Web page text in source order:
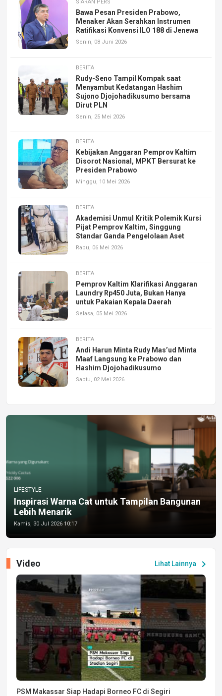
SIARAN PERS
Bawa Pesan Presiden Prabowo,
Menaker Akan Serahkan Instrumen
Ratifikasi Konvensi ILO 188 di Jenewa
Senin, 08 Juni 2026
BERITA
Rudy-Seno Tampil Kompak saat
Menyambut Kedatangan Hashim
Sujono Djojohadikusumo bersama
Dirut PLN
Senin, 25 Mei 2026
BERITA
Kebijakan Anggaran Pemprov Kaltim
Disorot Nasional, MPKT Bersurat ke
Presiden Prabowo
Minggu, 10 Mei 2026
BERITA
Akademisi Unmul Kritik Polemik Kursi
Pijat Pemprov Kaltim, Singgung
Standar Ganda Pengelolaan Aset
Rabu, 06 Mei 2026
BERITA
Pemprov Kaltim Klarifikasi Anggaran
Laundry Rp450 Juta, Bukan Hanya
untuk Pakaian Kepala Daerah
Selasa, 05 Mei 2026
BERITA
Andi Harun Minta Rudy Mas’ud Minta
Maaf Langsung ke Prabowo dan
Hashim Djojohadikusumo
Sabtu, 02 Mei 2026
LIFESTYLE
Inspirasi Warna Cat untuk Tampilan Bangunan
Lebih Menarik
Kamis, 30 Jul 2026 10:17
Lihat Lainnya chevron_right
Video
PSM Makassar Siap Hadapi Borneo FC di Segiri